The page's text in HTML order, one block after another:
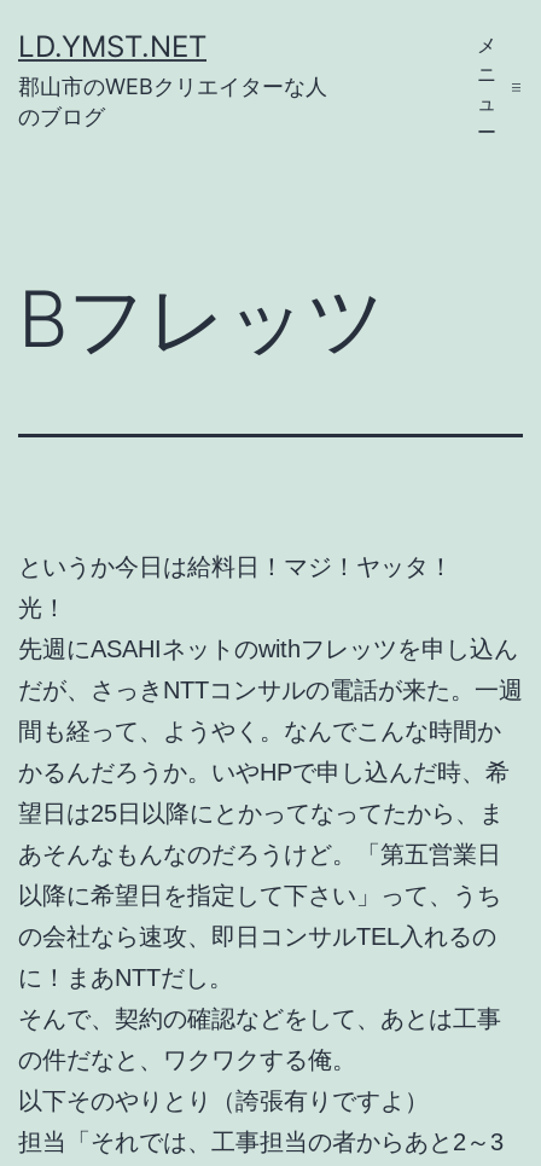
ン
テ
LD.YMST.NET
郡山市のWEBクリエイターな人
のブログ
メ
ニ
ュ
ー
Bフレッツ
というか今日は給料日！マジ！ヤッタ！
光！
先週にASAHIネットのwithフレッツを申し込ん
だが、さっきNTTコンサルの電話が来た。一週
間も経って、ようやく。なんでこんな時間か
かるんだろうか。いやHPで申し込んだ時、希
望日は25日以降にとかってなってたから、ま
あそんなもんなのだろうけど。「第五営業日
以降に希望日を指定して下さい」って、うち
の会社なら速攻、即日コンサルTEL入れるの
に！まあNTTだし。
そんで、契約の確認などをして、あとは工事
の件だなと、ワクワクする俺。
以下そのやりとり（誇張有りですよ）
担当「それでは、工事担当の者からあと2～3